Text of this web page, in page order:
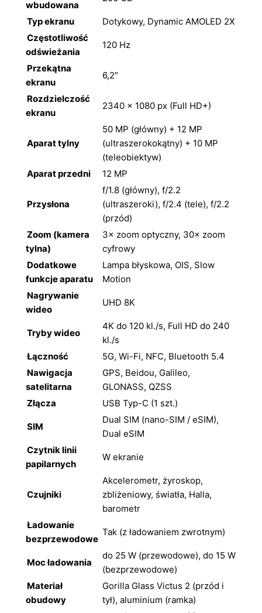
wbudowana
Typ ekranu
Dotykowy, Dynamic AMOLED 2X
Częstotliwość
odświeżania
120 Hz
Przekątna
ekranu
6,2″
Rozdzielczość
ekranu
2340 × 1080 px (Full HD+)
Aparat tylny
50 MP (główny) + 12 MP
(ultraszerokokątny) + 10 MP
(teleobiektyw)
Aparat przedni
12 MP
Przysłona
f/1.8 (główny), f/2.2
(ultraszeroki), f/2.4 (tele), f/2.2
(przód)
Zoom (kamera
tylna)
3× zoom optyczny, 30× zoom
cyfrowy
Dodatkowe
funkcje aparatu
Lampa błyskowa, OIS, Slow
Motion
Nagrywanie
wideo
UHD 8K
Tryby wideo
4K do 120 kl./s, Full HD do 240
kl./s
Łączność
5G, Wi-Fi, NFC, Bluetooth 5.4
Nawigacja
satelitarna
GPS, Beidou, Galileo,
GLONASS, QZSS
Złącza
USB Typ-C (1 szt.)
SIM
Dual SIM (nano-SIM / eSIM),
Dual eSIM
Czytnik linii
papilarnych
W ekranie
Czujniki
Akcelerometr, żyroskop,
zbliżeniowy, światła, Halla,
barometr
Ładowanie
bezprzewodowe
Tak (z ładowaniem zwrotnym)
Moc ładowania
do 25 W (przewodowe), do 15 W
(bezprzewodowe)
Materiał
obudowy
Gorilla Glass Victus 2 (przód i
tył), aluminium (ramka)